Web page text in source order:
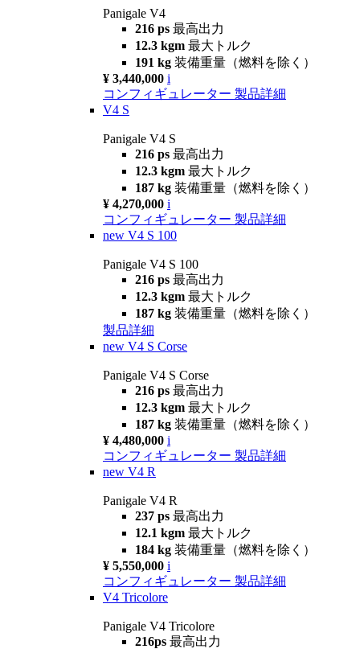
Panigale V4
216 ps 最高出力
12.3 kgm 最大トルク
191 kg 装備重量（燃料を除く）
¥ 3,440,000 i
コンフィギュレーター 製品詳細
V4 S
Panigale V4 S
216 ps 最高出力
12.3 kgm 最大トルク
187 kg 装備重量（燃料を除く）
¥ 4,270,000 i
コンフィギュレーター 製品詳細
new V4 S 100
Panigale V4 S 100
216 ps 最高出力
12.3 kgm 最大トルク
187 kg 装備重量（燃料を除く）
製品詳細
new V4 S Corse
Panigale V4 S Corse
216 ps 最高出力
12.3 kgm 最大トルク
187 kg 装備重量（燃料を除く）
¥ 4,480,000 i
コンフィギュレーター 製品詳細
new V4 R
Panigale V4 R
237 ps 最高出力
12.1 kgm 最大トルク
184 kg 装備重量（燃料を除く）
¥ 5,550,000 i
コンフィギュレーター 製品詳細
V4 Tricolore
Panigale V4 Tricolore
216ps 最高出力